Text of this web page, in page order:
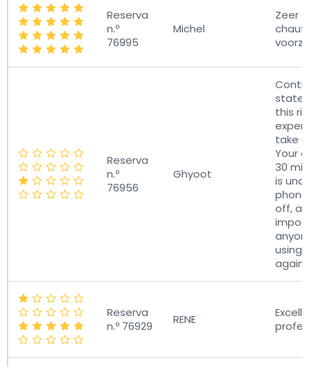
Reserva
n.º
76995
Michel
Zeer
Reserva
n.º
76956
Ghyoot
this
take
Your
30
is
off,
using
again.
Reserva
n.º 76929
RENE